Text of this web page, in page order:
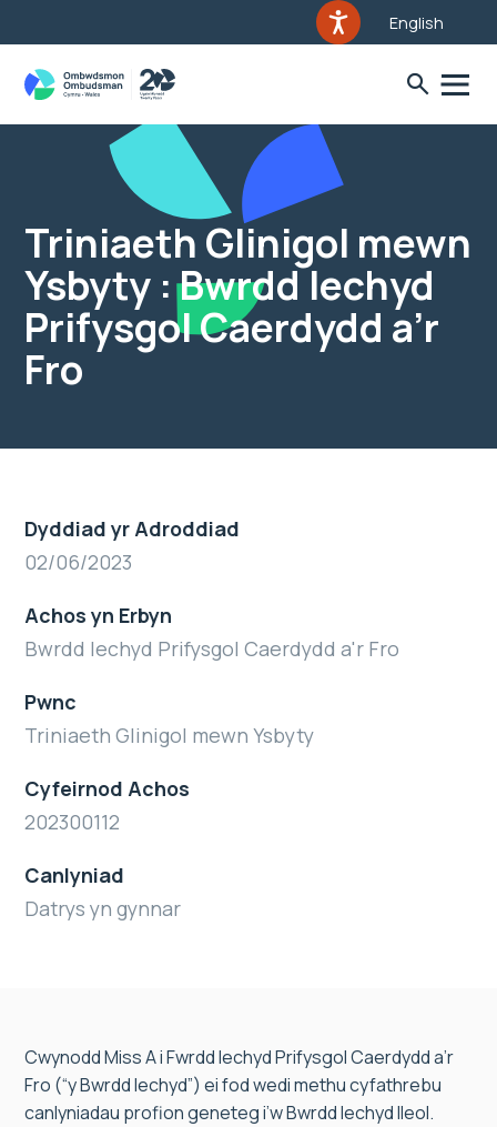
English
Triniaeth Glinigol mewn
Ysbyty : Bwrdd Iechyd
Prifysgol Caerdydd a’r
Fro
Dyddiad yr Adroddiad
02/06/2023
Achos yn Erbyn
Bwrdd Iechyd Prifysgol Caerdydd a'r Fro
Pwnc
Triniaeth Glinigol mewn Ysbyty
Cyfeirnod Achos
202300112
Canlyniad
Datrys yn gynnar
Cwynodd Miss A i Fwrdd Iechyd Prifysgol Caerdydd a’r
Fro (“y Bwrdd Iechyd”) ei fod wedi methu cyfathrebu
canlyniadau profion geneteg i’w Bwrdd Iechyd lleol.